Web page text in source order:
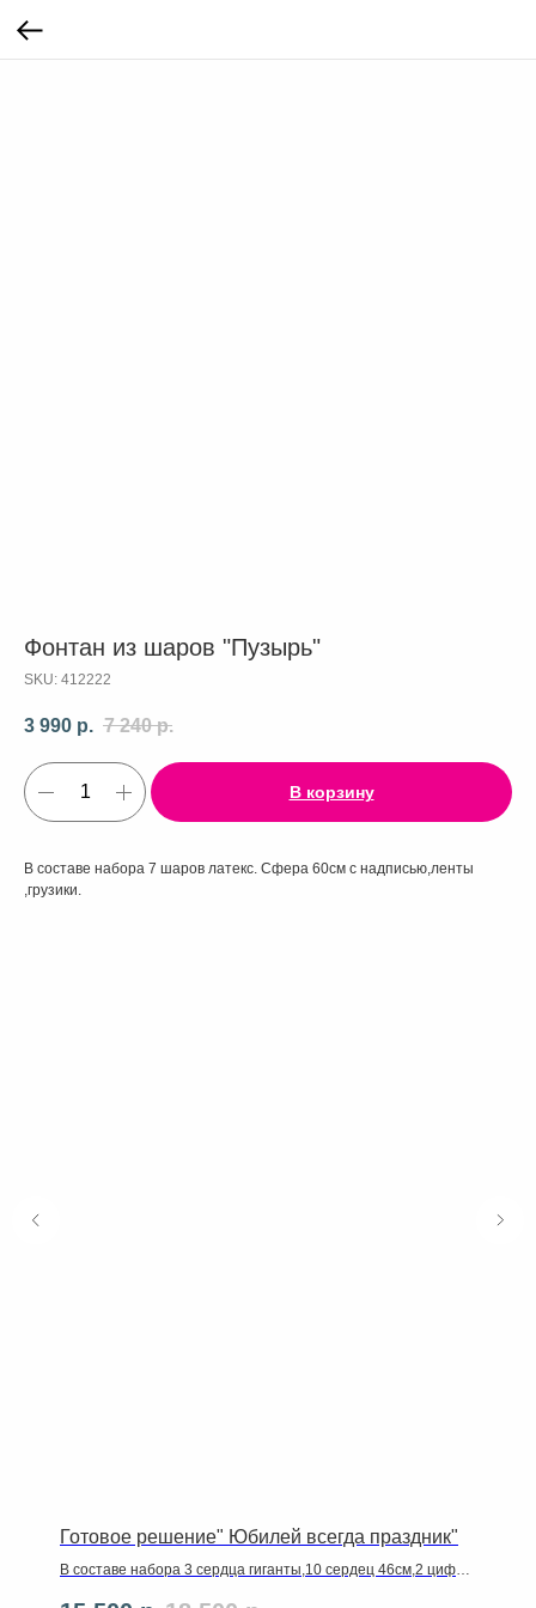
Фонтан из шаров "Пузырь"
SKU: 412222
3 990 р. 7 240 р.
В корзину
В составе набора 7 шаров латекс. Сфера 60см с надписью,ленты
,грузики.
Готовое решение" Юбилей всегда праздник"
В составе набора 3 сердца гиганты,10 сердец 46см,2 цифры